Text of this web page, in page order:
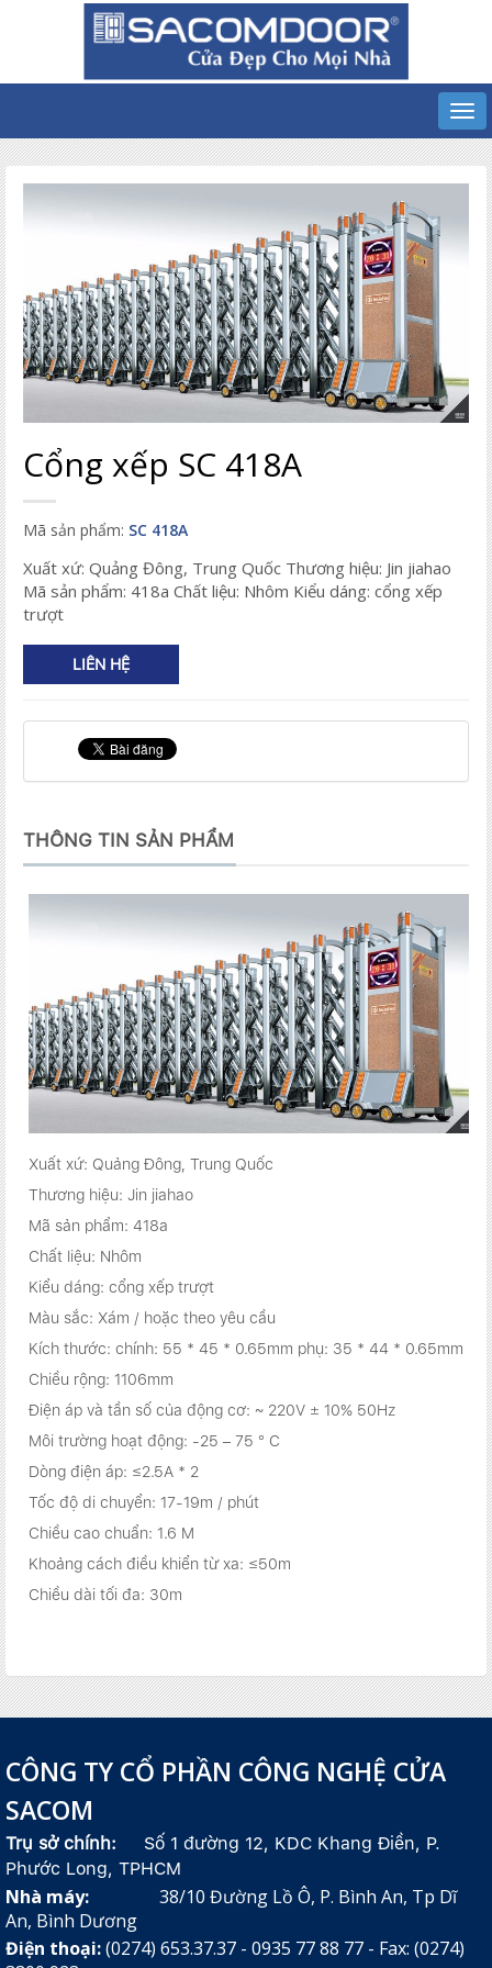
Cổng xếp SC 418A
Mã sản phẩm: SC 418A
Xuất xứ: Quảng Đông, Trung Quốc Thương hiệu: Jin jiahao
Mã sản phẩm: 418a Chất liệu: Nhôm Kiểu dáng: cổng xếp
trượt
LIÊN HỆ
THÔNG TIN SẢN PHẨM
Xuất xứ: Quảng Đông, Trung Quốc
Thương hiệu: Jin jiahao
Mã sản phẩm: 418a
Chất liệu: Nhôm
Kiểu dáng: cổng xếp trượt
Màu sắc: Xám / hoặc theo yêu cầu
Kích thước: chính: 55 * 45 * 0.65mm phụ: 35 * 44 * 0.65mm
Chiều rộng: 1106mm
Điện áp và tần số của động cơ: ~ 220V ± 10% 50Hz
Môi trường hoạt động: -25 – 75 ° C
Dòng điện áp: ≤2.5A * 2
Tốc độ di chuyển: 17-19m / phút
Chiều cao chuẩn: 1.6 M
Khoảng cách điều khiển từ xa: ≤50m
Chiều dài tối đa: 30m
CÔNG TY CỔ PHẦN CÔNG NGHỆ CỬA
SACOM
Trụ sở chính:
Số 1 đường 12, KDC Khang Điền, P.
Phước Long, TPHCM
Nhà máy: 38/10 Đường Lồ Ô, P. Bình An, Tp Dĩ
An, Bình Dương
Điện thoại:(0274) 653.37.37 - 0935 77 88 77 - Fax: (0274)